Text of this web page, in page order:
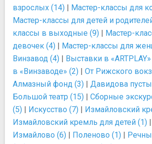
взрослых (14) | Мастер-классы для
Мастер-классы для детей и
классы в выходные (9) | Мастер-
девочек (4) | Мастер-классы для
Винзавод (4) | Выставки в
в «Винзаводе» (2) | От Рижского
Алмазный фонд (3) | Давидова
Большой театр (15) | Сборные
(5) | Искусство (7) | Измайловский
Измайловский кремль для детей (1) |
Измайлово (6) | Поленово (1) |